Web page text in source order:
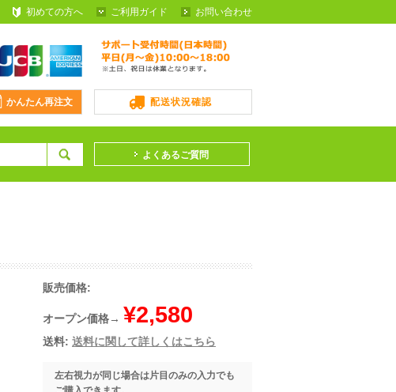
初めての方へ ご利用ガイド お問い合わせ
かんたん再注文 配送状況確認
よくあるご質問
販売価格:
オープン価格→ ¥2,580
送料: 送料に関して詳しくはこちら
左右視力が同じ場合は片目のみの入力でも